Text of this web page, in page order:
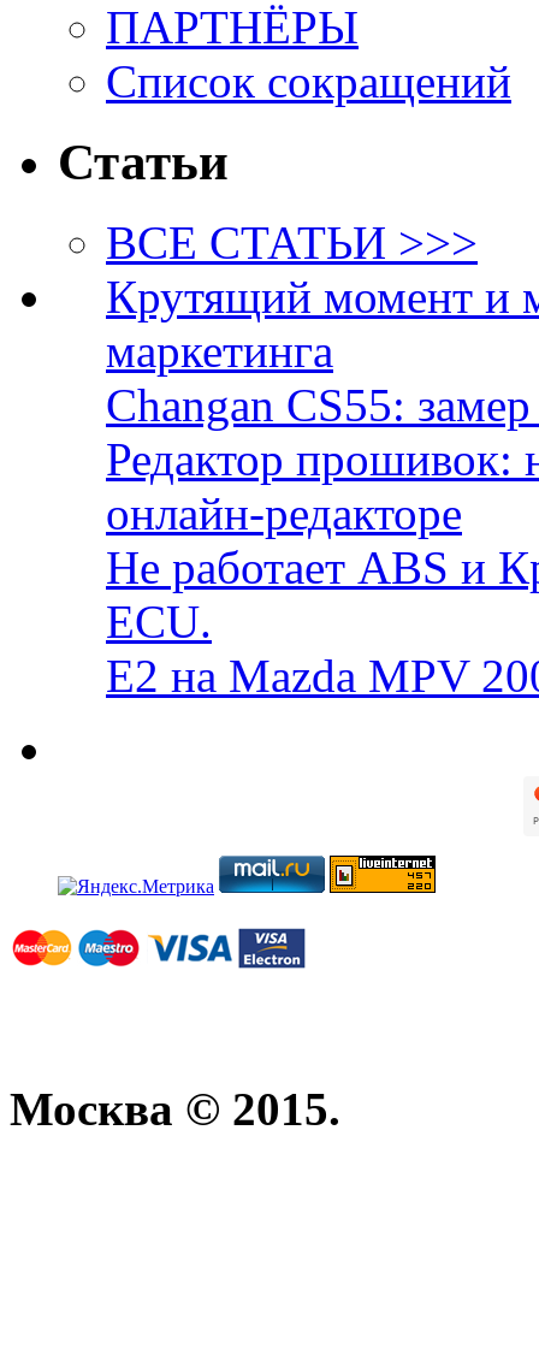
ПАРТНЁРЫ
Список сокращений
Статьи
ВСЕ СТАТЬИ >>>
Крутящий момент и
маркетинга
Changan CS55:
Редактор прошивок:
онлайн-редакторе
Не работает ABS и
ECU.
E2 на Mazda MPV
Москва © 2015.